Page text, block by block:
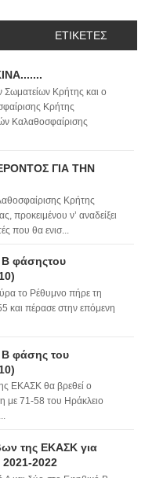
ΕΤΙΚΕΤΕΣ
Κρήτης και ο
Κρήτης
Καλαθοσφαίρισης
ΓΙΑ ΤΗΝ
Κρήτης
προκειμένου ν’ αναδείξει
που θα ενισ...
Β φάσηςτου
το Ρέθυμνο πήρε τη
και πέρασε στην επόμενη
Β φάσης του
ΕΚΑΣΚ θα βρεθεί ο
με 71-58 του Ηράκλειο
της ΕΚΑΣΚ για
2021-2022